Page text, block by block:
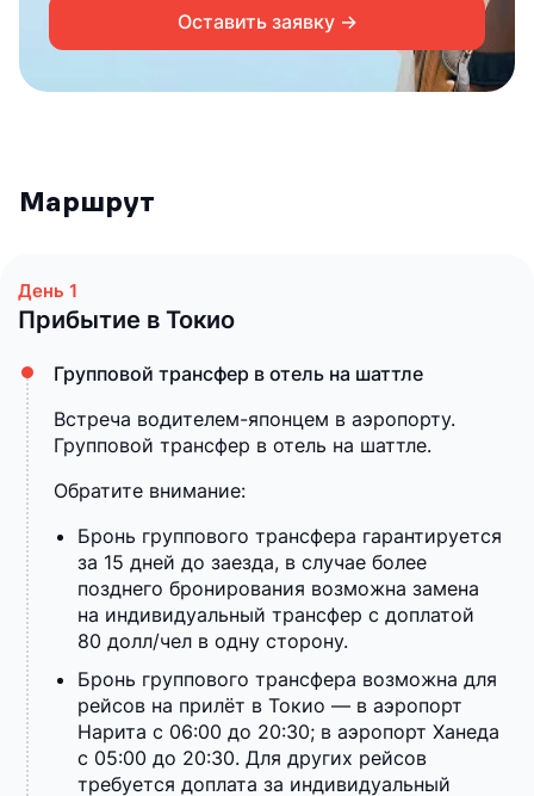
Оставить заявку →
Маршрут
Прибытие в Токио
Групповой трансфер в отель на шаттле
Встреча водителем-японцем в аэропорту.
Групповой трансфер в отель на шаттле.
Обратите внимание:
Бронь группового трансфера гарантируется
за 15 дней до заезда, в случае более
позднего бронирования возможна замена
на индивидуальный трансфер с доплатой
80 долл/чел в одну сторону.
Бронь группового трансфера возможна для
рейсов на прилёт в Токио — в аэропорт
Нарита с 06:00 до 20:30; в аэропорт Ханеда
с 05:00 до 20:30. Для других рейсов
требуется доплата за индивидуальный